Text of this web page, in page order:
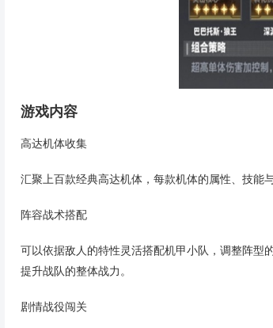
游戏内容
高达机体收集
汇聚上百款经典高达机体，每款机体的属性、技能
阵容战术搭配
可以依据敌人的特性灵活搭配机甲小队，调整阵型
提升战队的整体战力。
剧情战役闯关